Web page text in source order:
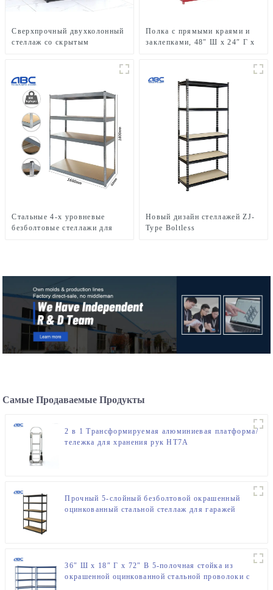
Сверхпрочный двухколонный
стеллаж со скрытым
болтов для хранения в гараже
Полка с прямыми краями и
заклепками, 48″ Ш x 24″ Г x
Стальные 4-х уровневые
безболтовые стеллажи для
Новый дизайн стеллажей ZJ-
Type Boltless
Самые Продаваемые Продукты
2 в 1 Трансформируемая алюминиевая платформа/
тележка для хранения рук HT7A
Прочный 5-слойный безболтовой окрашенный
оцинкованный стальной стеллаж для гаражей
36″ Ш x 18″ Г x 72″ В 5-полочная стойка из
окрашенной оцинкованной стальной проволоки с